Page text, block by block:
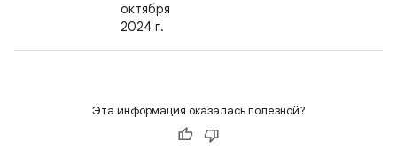
октября
2024 г.
Эта информация оказалась полезной?